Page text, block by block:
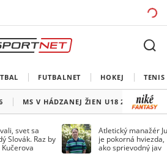
FUTBALNET HOKEJ TENIS
MS V HÁDZANEJ ŽIEN U18 2026
svet sa
Slovák. Raz by
Atletický manažér
je pokorná
ako sprievodný jav